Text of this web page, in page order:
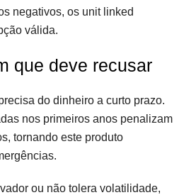
negativos, os unit linked
válida.
que deve recusar
do dinheiro a curto prazo.
nos primeiros anos penalizam
tornando este produto
ou não tolera volatilidade,